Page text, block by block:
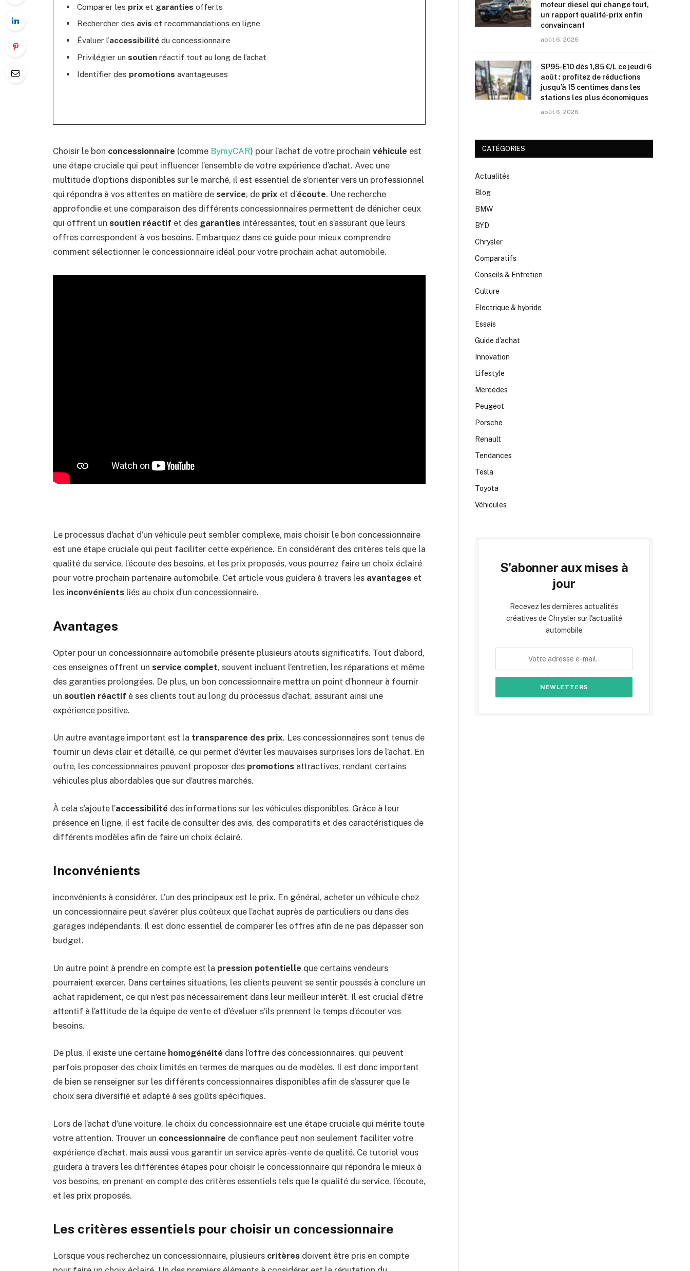
Comparer les prixet garanties offerts
Rechercher des avis et recommandations en ligne
Évaluer l’accessibilitédu concessionnaire
Privilégier un soutienréactif tout au long de l’achat
Identifier des promotions avantageuses
Choisir le bon concessionnaire (comme BymyCAR) pour l’achat de votre prochain véhicule est
une étape cruciale qui peut influencer l’ensemble de votre expérience d’achat. Avec une
multitude d’options disponibles sur le marché, il est essentiel de s’orienter vers un professionnel
qui répondra à vos attentes en matière de service, de prix et d’écoute. Une recherche
approfondie et une comparaison des différents concessionnaires permettent de dénicher ceux
qui offrent un soutien réactif et des garanties intéressantes, tout en s’assurant que leurs
offres correspondent à vos besoins. Embarquez dans ce guide pour mieux comprendre
comment sélectionner le concessionnaire idéal pour votre prochain achat automobile.
Le processus d’achat d’un véhicule peut sembler complexe, mais choisir le bon concessionnaire
est une étape cruciale qui peut faciliter cette expérience. En considérant des critères tels que la
qualité du service, l’écoute des besoins, et les prix proposés, vous pourrez faire un choix éclairé
pour votre prochain partenaire automobile. Cet article vous guidera à travers les avantages et
les inconvénients liés au choix d’un concessionnaire.
Avantages
Opter pour un concessionnaire automobile présente plusieurs atouts significatifs. Tout d’abord,
ces enseignes offrent un service complet, souvent incluant l’entretien, les réparations et même
des garanties prolongées. De plus, un bon concessionnaire mettra un point d’honneur à fournir
un soutien réactif à ses clients tout au long du processus d’achat, assurant ainsi une
expérience positive.
Un autre avantage important est la transparence des prix. Les concessionnaires sont tenus de
fournir un devis clair et détaillé, ce qui permet d’éviter les mauvaises surprises lors de l’achat. En
outre, les concessionnaires peuvent proposer des promotions attractives, rendant certains
véhicules plus abordables que sur d’autres marchés.
À cela s’ajoute l’accessibilité des informations sur les véhicules disponibles. Grâce à leur
présence en ligne, il est facile de consulter des avis, des comparatifs et des caractéristiques de
différents modèles afin de faire un choix éclairé.
Inconvénients
inconvénients à considérer. L’un des principaux est le prix. En général, acheter un véhicule chez
un concessionnaire peut s’avérer plus coûteux que l’achat auprès de particuliers ou dans des
garages indépendants. Il est donc essentiel de comparer les offres afin de ne pas dépasser son
budget.
Un autre point à prendre en compte est la pression potentielle que certains vendeurs
pourraient exercer. Dans certaines situations, les clients peuvent se sentir poussés à conclure un
achat rapidement, ce qui n’est pas nécessairement dans leur meilleur intérêt. Il est crucial d’être
attentif à l’attitude de la équipe de vente et d’évaluer s’ils prennent le temps d’écouter vos
besoins.
De plus, il existe une certaine homogénéité dans l’offre des concessionnaires, qui peuvent
parfois proposer des choix limités en termes de marques ou de modèles. Il est donc important
de bien se renseigner sur les différents concessionnaires disponibles afin de s’assurer que le
choix sera diversifié et adapté à ses goûts spécifiques.
Lors de l’achat d’une voiture, le choix du concessionnaire est une étape cruciale qui mérite toute
votre attention. Trouver un concessionnaire de confiance peut non seulement faciliter votre
expérience d’achat, mais aussi vous garantir un service après-vente de qualité. Ce tutoriel vous
guidera à travers les différentes étapes pour choisir le concessionnaire qui répondra le mieux à
vos besoins, en prenant en compte des critères essentiels tels que la qualité du service, l’écoute,
et les prix proposés.
Les critères essentiels pour choisir un concessionnaire
Lorsque vous recherchez un concessionnaire, plusieurs critères doivent être pris en compte
moteur diesel qui change tout,
un rapport qualité-prix enfin
convaincant
août 6, 2026
SP95-E10 dès 1,85 €/L ce jeudi 6
août : profitez de réductions
jusqu’à 15 centimes dans les
stations les plus économiques
août 6, 2026
CATÉGORIES
Actualités
Blog
BMW
BYD
Chrysler
Comparatifs
Conseils & Entretien
Culture
Electrique & hybride
Essais
Guide d’achat
Innovation
Lifestyle
Mercedes
Peugeot
Porsche
Renault
Tendances
Tesla
Toyota
Véhicules
S'abonner aux mises à
jour
Recevez les dernières actualités
créatives de Chrysler sur l'actualité
automobile